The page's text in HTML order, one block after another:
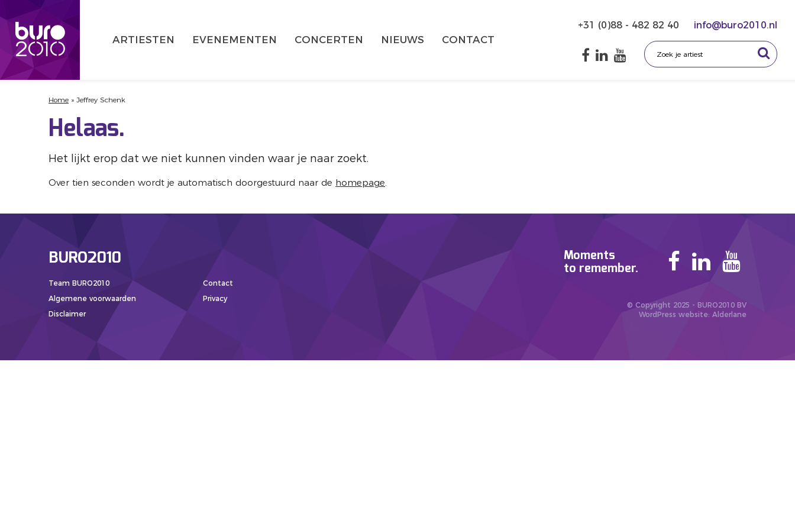
ARTIESTEN EVENEMENTEN CONCERTEN NIEUWS CONTACT
+31 (0)88 - 482 82 40 info@buro2010.nl
Home » Jeffrey Schenk
Helaas.
Het lijkt erop dat we niet kunnen vinden waar je naar zoekt.
Over tien seconden wordt je automatisch doorgestuurd naar de homepage.
BURO2010
Team BURO2010
Contact
Algemene voorwaarden
Privacy
Disclaimer
Moments
to remember.
© Copyright 2025 - BURO2010 BV
WordPress website: Alderlane